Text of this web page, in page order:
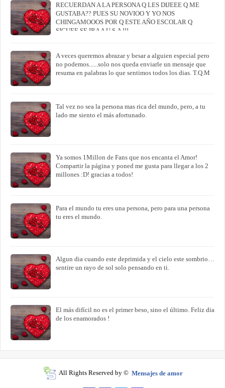
RECUERDAN A LA PERSONA Q LES DIJEEE Q ME
GUSTABA?? PUES SU NOVIOO Y YO NOS
CHINGAMOOOS POR Q ESTE AÑO ESCOLAR Q
SIGUEE SE IRA A U.S.A !!!
A veces queremos abrazar y besar a alguien especial pero
no podemos......solo nos queda enviarle un mensaje que
resuma en palabras lo que sentimos todos los dias. T.Q.M
Tal vez no sea la persona mas rica del mundo, pero, a tu
lado me siento el más afortunado.
Ya somos 1Millon de Fans que nos encanta el Amor!
Compartir la página y poned me gusta para llegar a los 2
millones :D! gracias a todos!
Para el mundo tu eres una persona, pero para una persona
tu eres el mundo.
Algun dia cuando este deprimida y el cielo este sombrio…
sentire un rayo de sol solo pensando en ti.
El más difícil no es el primer beso, sino el último. Feliz dia
de los enamorados !
All Rights Reserved by © Mensajes de amor